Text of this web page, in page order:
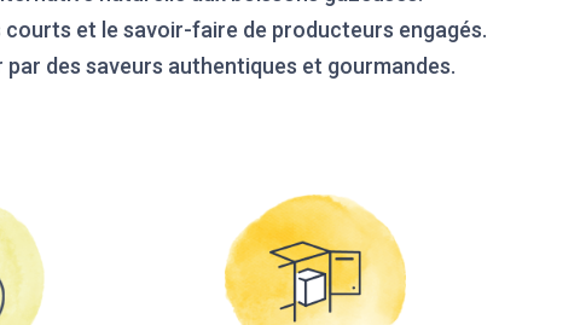
et le savoir-faire de producteurs engagés.
des saveurs authentiques et gourmandes.